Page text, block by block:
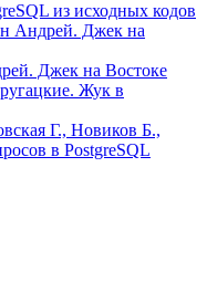
из исходных кодов
Андрей. Джек на
Джек на Востоке
Жук в
Г., Новиков Б.,
в PostgreSQL